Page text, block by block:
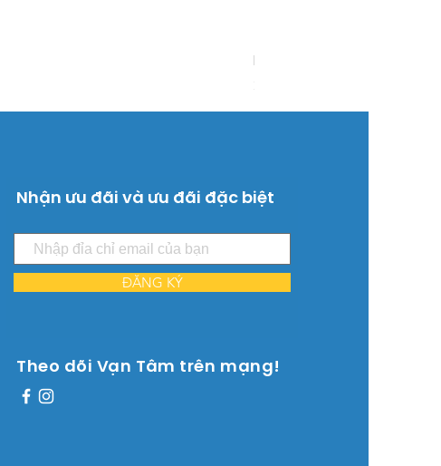
Máy bơm hồ bơi 4.5HP 3
Nhận ưu đãi và ưu đãi đặc biệt
ĐĂNG KÝ
Theo dõi Vạn Tâm trên mạng!